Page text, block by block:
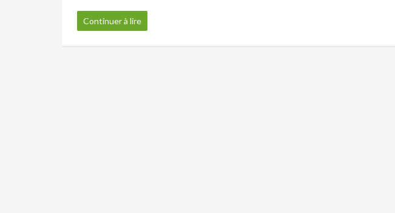
Continuer à lire